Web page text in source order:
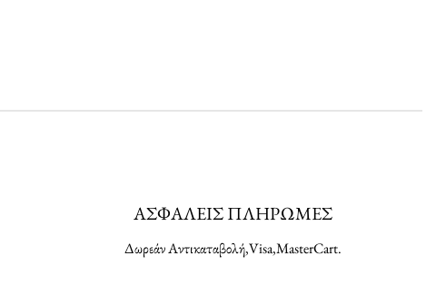
ΑΣΦΑΛΕΙΣ ΠΛΗΡΩΜΕΣ
Δωρεάν Αντικαταβολή,Visa,MasterCart.